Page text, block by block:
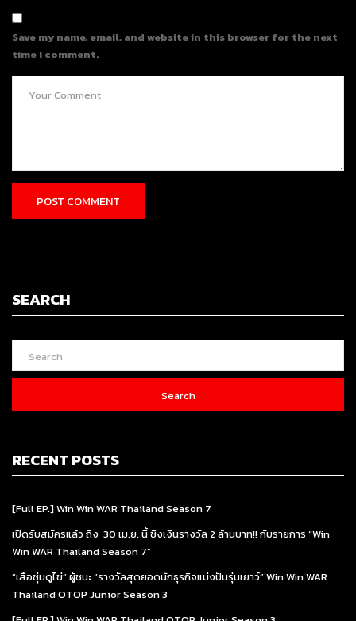
Save my name, email, and website in this browser for the next
time I comment.
SEARCH
Search
RECENT POSTS
[Full EP.] Win Win WAR Thailand Season 7
เปิดรับสมัครแล้ว ถึง 30 เม.ย. นี้ ชิงเงินรางวัล 2 ล้านบาท!! กับรายการ “Win
Win WAR Thailand Season 7”
“เสือซุ่มดูไข่” ผู้ชนะ “รางวัลสุดยอดนักธุรกิจแบ่งปันรุ่นเยาว์” Win Win WAR
Thailand OTOP Junior Season 3